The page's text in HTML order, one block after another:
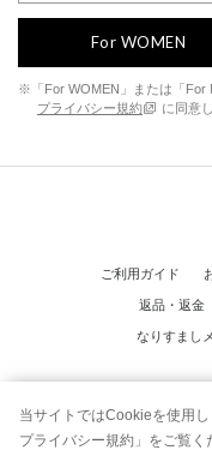
For WOMEN
※「For WOMEN」または「For
プライバシー規約
に同意
ご利用ガイド
返品・返金
なりすまし
© FINE
当サイトではCookieを使用
プライバシー規約 」をご覧く